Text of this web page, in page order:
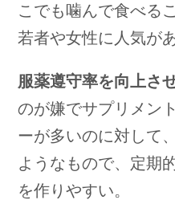
こでも噛んで食べる
若者や女性に人気があ
服薬遵守率を向上さ
のが嫌でサプリメン
ーが多いのに対して
ようなもので、定期
を作りやすい。